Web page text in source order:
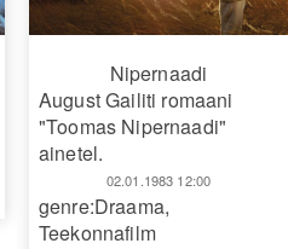
Nipernaadi
August Gailiti romaani
"Toomas Nipernaadi"
ainetel.
02.01.1983 12:00
genre:Draama,
Teekonnafilm